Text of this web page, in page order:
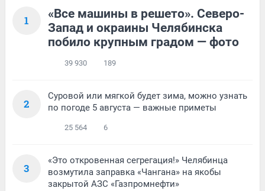
1
«Все машины в решето». Северо-
Запад и окраины Челябинска
побило крупным градом — фото
39 930 189
2
Суровой или мягкой будет зима, можно узнать
по погоде 5 августа — важные приметы
25 564 6
3
«Это откровенная сегрегация!» Челябинца
возмутила заправка «Чангана» на якобы
закрытой АЗС «Газпромнефти»